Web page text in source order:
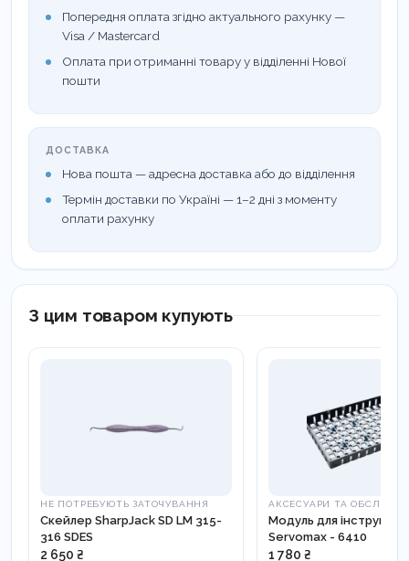
Попередня оплата згідно актуального рахунку —
Visa / Mastercard
Оплата при отриманні товару у відділенні Нової
пошти
ДОСТАВКА
Нова пошта — адресна доставка або до відділення
Термін доставки по Україні — 1–2 дні з моменту
оплати рахунку
З цим товаром купують
НЕ ПОТРЕБУЮТЬ ЗАТОЧУВАННЯ
Скейлер SharpJack SD LM 315-
316 SDES
2 650 ₴
АКСЕСУАРИ ТА
Модуль для
Servomax - 6410
1 780 ₴